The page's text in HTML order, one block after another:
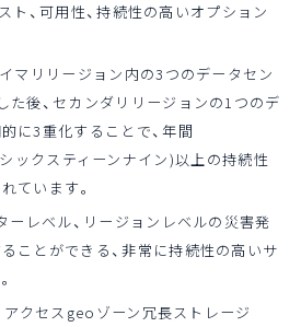
ト、可用性、持続性の高いオプション
マリリージョン内の3つのデータセン
た後、セカンダリリージョンの1つのデ
に3重化することで、年間
ックスティーンナイン)以上の持続性
ています。
ーレベル、リージョンレベルの災害発
ことができる、非常に持続性の高いサ
アクセスgeoゾーン冗長ストレージ